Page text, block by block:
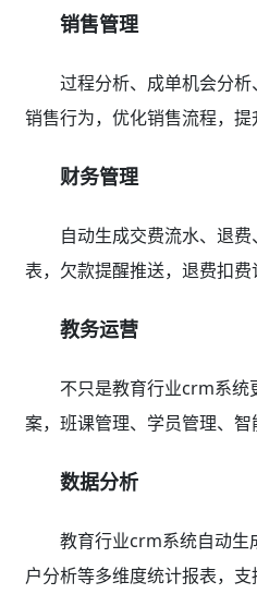
销售管理
过程分析、成单机会分
销售行为，优化销售流程，提
财务管理
自动生成交费流水、退
表，欠款提醒推送，退费扣费
教务运营
不只是教育行业crm系统
案，班课管理、学员管理、智
数据分析
教育行业crm系统自动生
户分析等多维度统计报表，支